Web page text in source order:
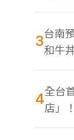
色美
3台南
和牛
地點
4全台
店」
男，